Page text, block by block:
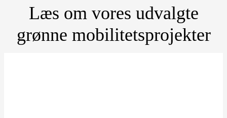
Læs om vores udvalgte
grønne mobilitetsprojekter